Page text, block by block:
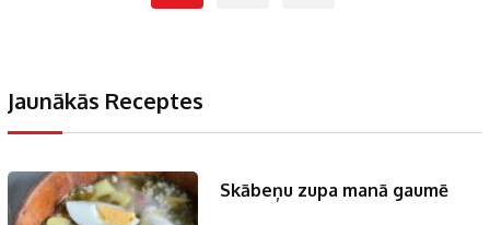
Jaunākās Receptes
Skābeņu zupa manā gaumē